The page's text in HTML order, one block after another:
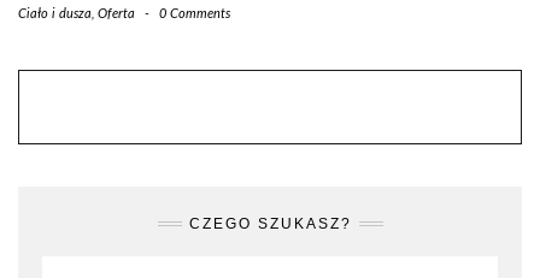
Ciało i dusza Oferta - 0 Comments
CZEGO SZUKASZ?